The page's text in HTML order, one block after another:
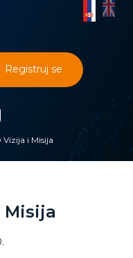
Vizija i Misija
Registruj se
Misija